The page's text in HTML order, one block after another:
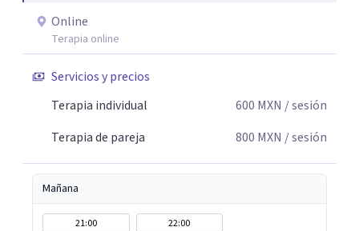
Online
Terapia online
Servicios y precios
Terapia individual
600 MXN / sesión
Terapia de pareja
800 MXN / sesión
Mañana
21:00 22:00